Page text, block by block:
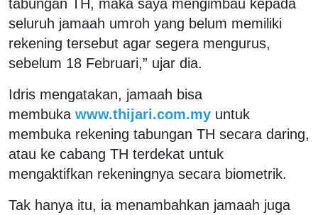
tabungan TH, maka saya mengimbau kepada
seluruh jamaah umroh yang belum memiliki
rekening tersebut agar segera mengurus,
sebelum 18 Februari,” ujar dia.
Idris mengatakan, jamaah bisa
membuka www.thijari.com.my untuk
membuka rekening tabungan TH secara daring,
atau ke cabang TH terdekat untuk
mengaktifkan rekeningnya secara biometrik.
Tak hanya itu, ia menambahkan jamaah juga